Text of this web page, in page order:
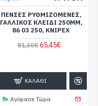
ΠΈΝΣΕΣ ΡΥΘΜΙΖΌΜΕΝΕΣ,
ΓΑΛΛΙΚΌΣ ΚΛΕΙΔΊ 250MM,
86 03 250, KNIPEX
81,30€65,45€
ΚΑΛΆΘΙ
Αγόρασε Τώρα